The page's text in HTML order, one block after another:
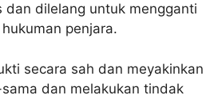
dilelang untuk mengganti
penjara.
secara sah dan meyakinkan
dan melakukan tindak